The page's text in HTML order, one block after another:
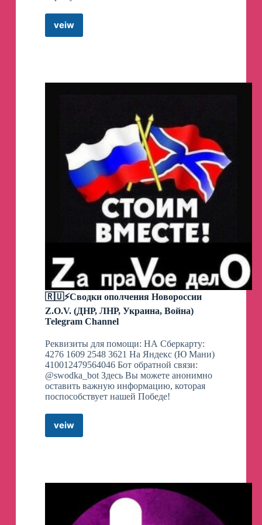
клинической смерти
В больницу Перова доставили 10 июня.
Врачи пытались его реанимировать, однако
побуждений» бросил бутылку с
зажигательной смесью в дверь здания
райвоенкомата Центрального района Санкт-
Петербурга. Его задержали прямо на месте
преступления.
По информации «Фонтанки», Перов решил
поджечь военкомат после переписки в
WhatsApp с неизвестным, который
представился «сотрудником ФСБ
Колесниковым». Он предложил Перову
организовать провокацию якобы для того,
чтобы сотрудники спецслужбы получили
доступ к документам, которые из военкомата
отправляются в Украину.
Подписаться на The Insider | Задонатить |
Написать редакции
Удар по молодым шахматистам: что
означает приостановление членства ФШР
в FIDE
Исключение Федерации шахмат России
(ФШР) из Международной шахматной
федерации (FIDE) станет серьезным ударом
для российских шахматистов, и особенно —
для молодых. В случае если Россия
Шахматисты с оккупированных
территорий
veiw
Ок,
ясно
🇷🇺⚡️Сводки ополчения Новороссии
Z.O.V. (ДНР, ЛНР, Украина, Война)
Telegram Channel
Реквизиты для помощи: НА Сберкарту:
4276 1609 2548 3621 На Яндекс (Ю Мани)
410012479564046 Бот обратной связи:
@swodka_bot Здесь Вы можете анонимно
оставить важную информацию, которая
поспособствует нашей Победе!
veiw
🇷🇺
Украина,
Война)